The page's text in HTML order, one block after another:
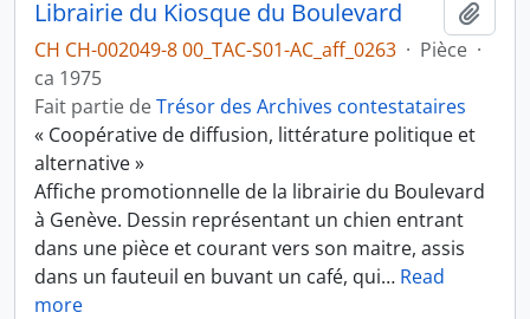
Librairie du Kiosque du Boulevard
CH CH-002049-8 00_TAC-S01-AC_aff_0263 · Pièce ·
ca 1975
Fait partie deTrésor des Archives contestataires
« Coopérative de diffusion, littérature politique et
alternative »
Affiche promotionnelle de la librairie du Boulevard
à Genève. Dessin représentant un chien entrant
dans une pièce et courant vers son maitre, assis
dans un fauteuil en buvant un café, qui… Read
more